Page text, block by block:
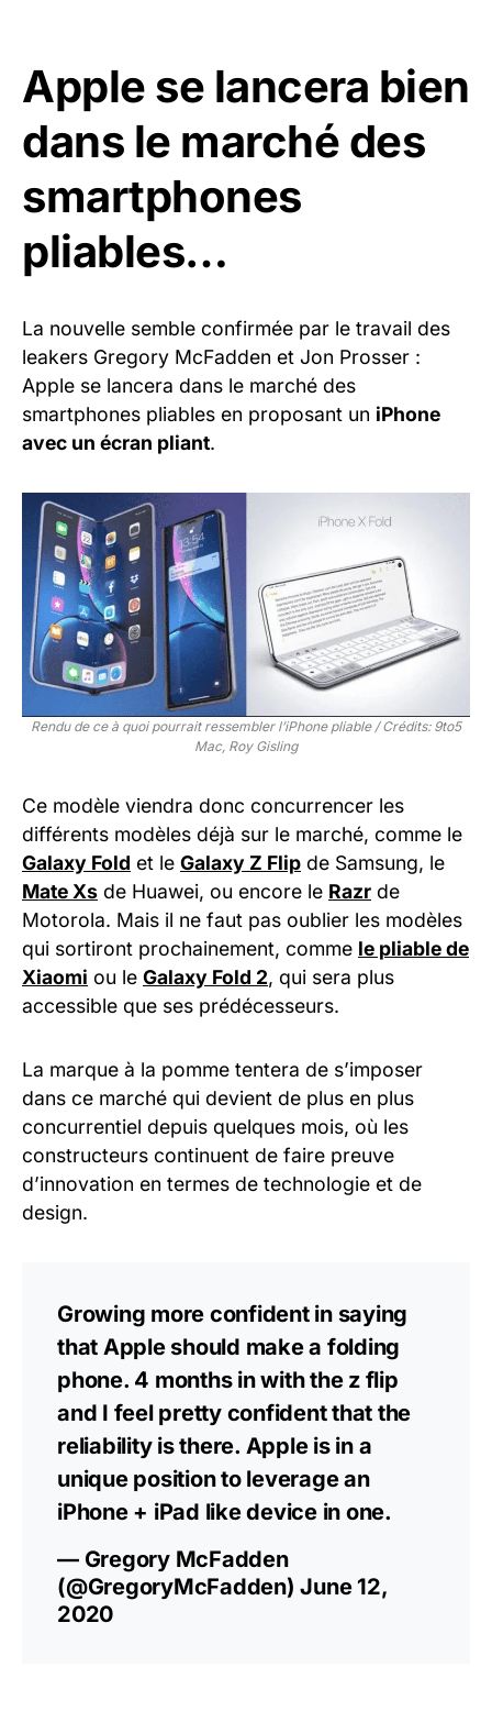
Apple se lancera bien
dans le marché des
smartphones
pliables…
La nouvelle semble confirmée par le travail des
leakers Gregory McFadden et Jon Prosser :
Apple se lancera dans le marché des
smartphones pliables en proposant un iPhone
avec un écran pliant.
Rendu de ce à quoi pourrait ressembler l’iPhone pliable / Crédits: 9to5
Mac, Roy Gisling
Ce modèle viendra donc concurrencer les
différents modèles déjà sur le marché, comme le
Galaxy Fold et le Galaxy Z Flip de Samsung, le
Mate Xs de Huawei, ou encore le Razr de
Motorola. Mais il ne faut pas oublier les modèles
qui sortiront prochainement, comme le pliable de
Xiaomi ou le Galaxy Fold 2, qui sera plus
accessible que ses prédécesseurs.
La marque à la pomme tentera de s’imposer
dans ce marché qui devient de plus en plus
concurrentiel depuis quelques mois, où les
constructeurs continuent de faire preuve
d’innovation en termes de technologie et de
design.
Growing more confident in saying
that Apple should make a folding
phone. 4 months in with the z flip
and I feel pretty confident that the
reliability is there. Apple is in a
unique position to leverage an
iPhone + iPad like device in one.
— Gregory McFadden
(@GregoryMcFadden)June 12,
2020